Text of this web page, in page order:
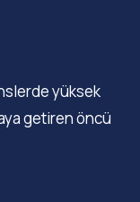
yüksek
getiren öncü